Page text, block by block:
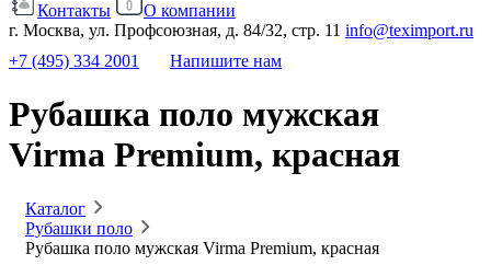
Контакты
О компании
г. Москва, ул. Профсоюзная, д. 84/32, стр. 11 info@teximport.ru
+7 (495) 334 2001
Напишите нам
Рубашка поло мужская
Virma Premium, красная
Каталог
Рубашки поло
Рубашка поло мужская Virma Premium, красная